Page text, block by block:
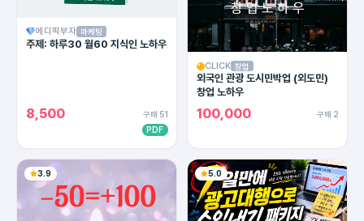
에디픽부자 마케팅
주제: 하루30 월60 지식인 노하우
8,500
구매 51
PDF
CLICK 창업
외국인 관광 도시민박업 (외도민)
창업 노하우
100,000 구매 2
3.9 5.0